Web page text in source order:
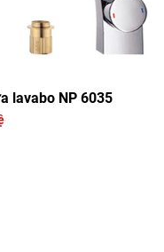
lavabo NP 6035